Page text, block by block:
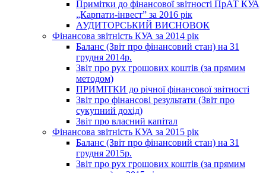
Примітки до фінансової звітності ПрАТ КУА
„Карпати-інвест” за 2016 рік
АУДИТОРСЬКИЙ ВИСНОВОК
Фінансова звітність КУА за 2014 рік
Баланс (Звіт про фінансовий стан) на 31
грудня 2014р.
Звіт про рух грошових коштів (за прямим
методом)
ПРИМІТКИ до річної фінансової звітності
Звіт про фінансові результати (Звіт про
сукупний дохід)
Звіт про власний капітал
Фінансова звітність КУА за 2015 рік
Баланс (Звіт про фінансовий стан) на 31
грудня 2015р.
Звіт про рух грошових коштів (за прямим